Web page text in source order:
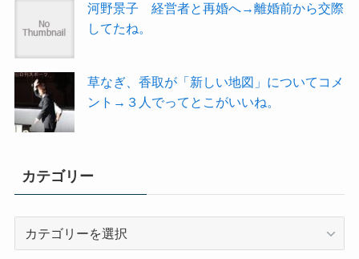
河野景子 経営者と再婚へ→離婚前から交際
してたね。
草なぎ、香取が「新しい地図」についてコメ
ント→３人でってとこがいいね。
カテゴリー